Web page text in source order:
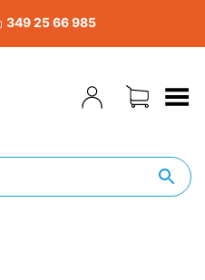
349 25 66 985
Toggle Menu